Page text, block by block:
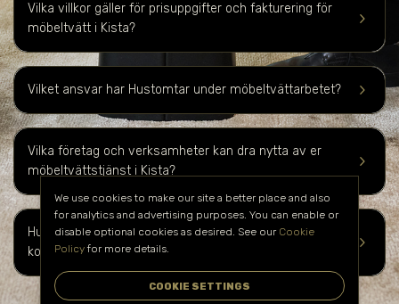
keyboard_arrow_right
Vilka villkor gäller för prisuppgifter och fakturering för
möbeltvätt i Kista?
keyboard_arrow_right
Vilket ansvar har Hustomtar under möbeltvättarbetet?
keyboard_arrow_right
Vilka företag och verksamheter kan dra nytta av er
möbeltvättstjänst i Kista?
keyboard_arrow_right
Hur kan jag boka er möbeltvättstjänst iKistaoch få en
kostnadsuppskattning?
We use cookies to make our site a better place and also
for analytics and advertising purposes. You can enable or
disable optional cookies as desired. See our Cookie
Policyfor more details.
COOKIE SETTINGS